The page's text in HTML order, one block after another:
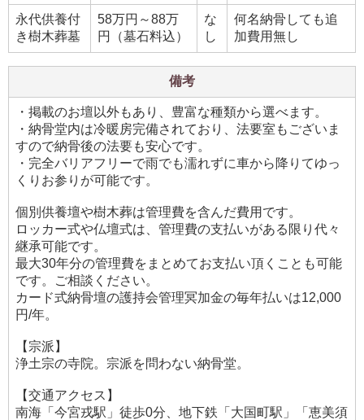
永代供養付
き樹木葬墓
58万円～88万
円（墓石料込）
な
し
何名納骨しても追
加費用無し
備考
・掲載のお壇以外もあり、豊富な種類から選べます。
・納骨堂内は冷暖房完備されており、法要室もございま
すので納骨後の法要も安心です。
・完全バリアフリーで雨でも濡れずに車から降りてゆっ
くりお参りが可能です。
個別供養壇や樹木葬は管理費を含んだ費用です。
ロッカー式や仏壇式は、管理費の支払いがある限り代々
継承可能です。
最大30年分の管理費をまとめてお支払い頂くことも可能
です。ご相談ください。
カード式納骨壇の護持会管理冥加金の毎年払いは12,000
円/年。
【宗派】
浄土宗の寺院。宗派を問わない納骨堂。
【交通アクセス】
南海「今宮戎駅」徒歩0分、地下鉄「大国町駅」「恵美須